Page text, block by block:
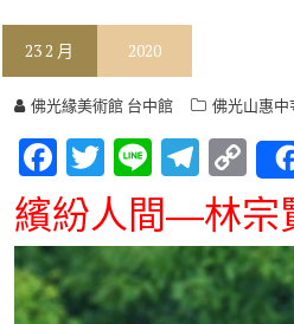
232 月 2020
佛光緣美術館 台中館 佛光山惠中
F
ac
e
b
o
T
w
it
te
r
Li
n
e
T
el
e
gr
a
C
o
p
y
Li
繽紛人間—林宗